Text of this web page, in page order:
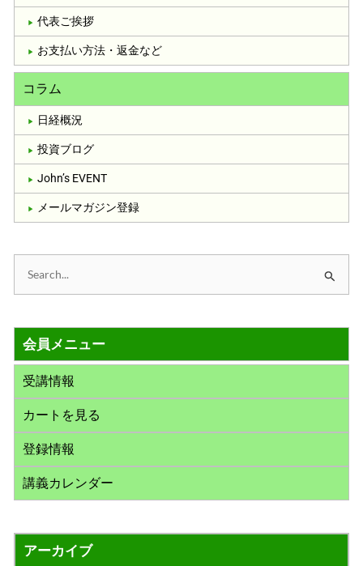
代表ご挨拶
お支払い方法・返金など
コラム
日経概況
投資ブログ
John’s EVENT
メールマガジン登録
象
:
会員メニュー
受講情報
カートを見る
登録情報
講義カレンダー
アーカイブ